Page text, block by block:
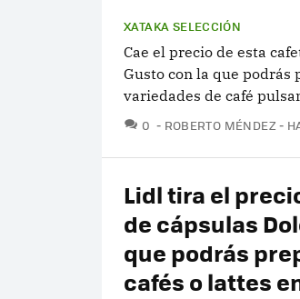
XATAKA SELECCIÓN
Cae el precio de esta
Gusto con la que podrás
variedades de café
0 COMENTARIOS
ROBERTO MÉNDEZ
Lidl tira el
de cápsulas
que podrás
cafés o lattes